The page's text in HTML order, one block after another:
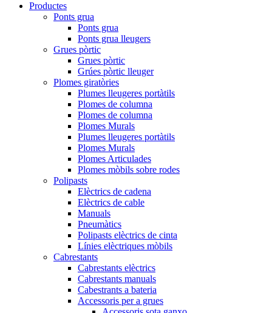
Productes
Ponts grua
Ponts grua
Ponts grua lleugers
Grues pòrtic
Grues pòrtic
Grúes pòrtic lleuger
Plomes giratòries
Plumes lleugeres portàtils
Plomes de columna
Plomes de columna
Plomes Murals
Plumes lleugeres portàtils
Plomes Murals
Plomes Articulades
Plomes mòbils sobre rodes
Polipasts
Elèctrics de cadena
Elèctrics de cable
Manuals
Pneumàtics
Polipasts elèctrics de cinta
Línies elèctriques mòbils
Cabrestants
Cabrestants elèctrics
Cabrestants manuals
Cabestrants a bateria
Accessoris per a grues